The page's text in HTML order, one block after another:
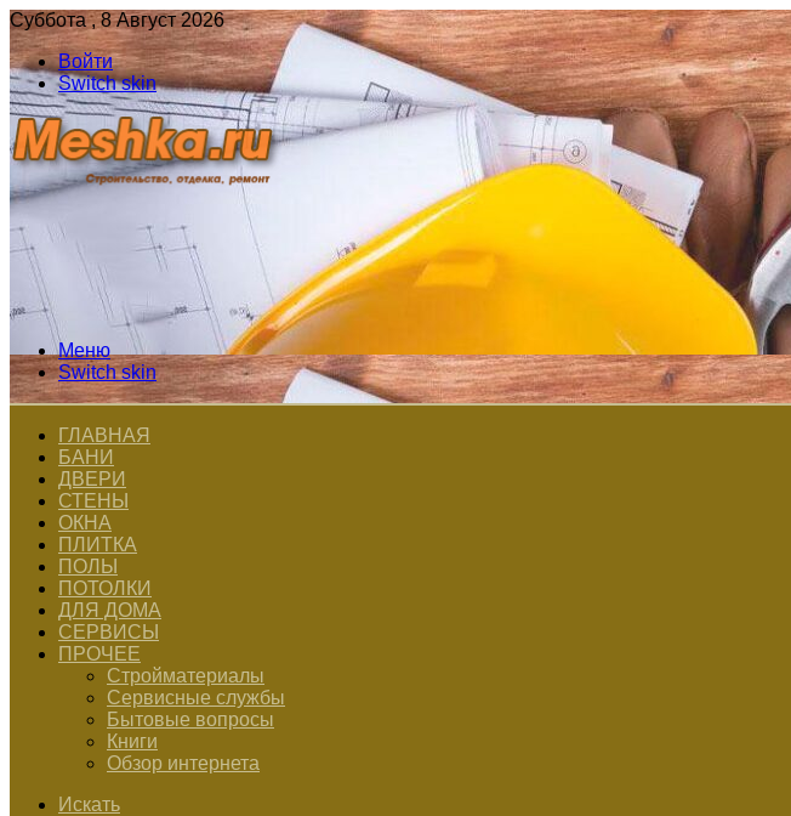
Суббота , 8 Август 2026
Войти
Switch skin
Меню
Switch skin
ГЛАВНАЯ
БАНИ
ДВЕРИ
СТЕНЫ
ОКНА
ПЛИТКА
ПОЛЫ
ПОТОЛКИ
ДЛЯ ДОМА
СЕРВИСЫ
ПРОЧЕЕ
Стройматериалы
Сервисные службы
Бытовые вопросы
Книги
Обзор интернета
Искать